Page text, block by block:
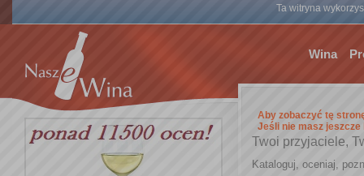
Ta witryna
Wina
Aby zobaczyć tę
Jeśli nie masz jeszcze
Twoi przyjaciele,
Kataloguj, oceniaj,